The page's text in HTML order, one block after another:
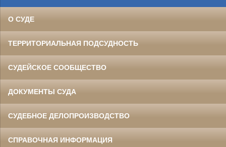
О СУДЕ
ТЕРРИТОРИАЛЬНАЯ ПОДСУДНОСТЬ
СУДЕЙСКОЕ СООБЩЕСТВО
ДОКУМЕНТЫ СУДА
СУДЕБНОЕ ДЕЛОПРОИЗВОДСТВО
СПРАВОЧНАЯ ИНФОРМАЦИЯ